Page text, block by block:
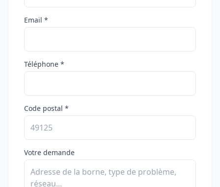
Email *
Téléphone *
Code postal *
Votre demande